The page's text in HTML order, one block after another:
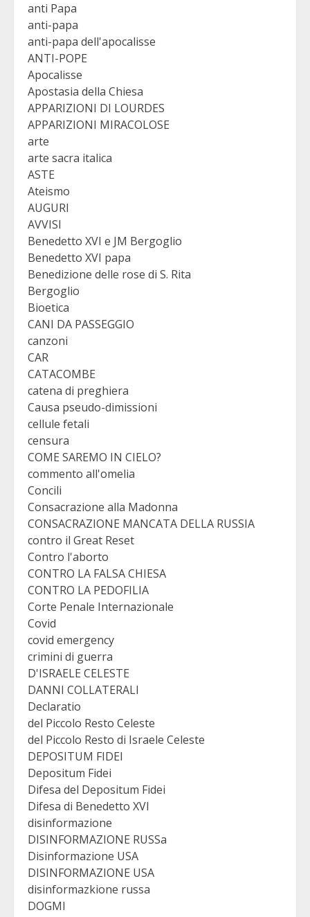
anti Papa
anti-papa
anti-papa dell'apocalisse
ANTI-POPE
Apocalisse
Apostasia della Chiesa
APPARIZIONI DI LOURDES
APPARIZIONI MIRACOLOSE
arte
arte sacra italica
ASTE
Ateismo
AUGURI
AVVISI
Benedetto XVI e JM Bergoglio
Benedetto XVI papa
Benedizione delle rose di S. Rita
Bergoglio
Bioetica
CANI DA PASSEGGIO
canzoni
CAR
CATACOMBE
catena di preghiera
Causa pseudo-dimissioni
cellule fetali
censura
COME SAREMO IN CIELO?
commento all'omelia
Concili
Consacrazione alla Madonna
CONSACRAZIONE MANCATA DELLA RUSSIA
contro il Great Reset
Contro l'aborto
CONTRO LA FALSA CHIESA
CONTRO LA PEDOFILIA
Corte Penale Internazionale
Covid
covid emergency
crimini di guerra
D'ISRAELE CELESTE
DANNI COLLATERALI
Declaratio
del Piccolo Resto Celeste
del Piccolo Resto di Israele Celeste
DEPOSITUM FIDEI
Depositum Fidei
Difesa del Depositum Fidei
Difesa di Benedetto XVI
disinformazione
DISINFORMAZIONE RUSSa
Disinformazione USA
DISINFORMAZIONE USA
disinformazkione russa
DOGMI